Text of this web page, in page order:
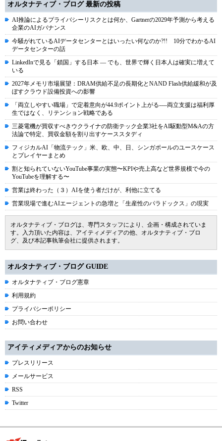
オルタナティブ・ブログ 最新の投稿
AI推論によるプライバシーリスクとは何か、Gartnerの2029年予測から考える
企業のAIガバナンス
今騒がれているAIデータセンターとはいったい何なのか?!! 10分でわかるAI
データセンターの話
LinkedInで見る「鎖国」する日本 ― でも、世界で輝く日本人は確実に増えて
いる
2027年メモリ市場展望：DRAM供給不足の長期化とNAND Flash供給緩和が及
ぼすクラウド設備投資への影響
「両立しやすい職場」で定着意向が44.9ポイント上がる----両立支援は福利厚
生ではなく、リテンション戦略である
三菱電機が買収すべきウクライナの防衛テック企業3社をAI駆動型M&Aの方
法論で特定、買収金額を割り出すケーススタディ
フィジカルAI「物流テック」米、欧、中、日、シンガポールのユースケース
とプレイヤーまとめ
割と知られていないYouTube事業の実態〜KPIや売上高など世界規模で今の
YouTubeを理解する〜
営業は終わった（３）AIを使う者だけが、利他に立てる
営業現場で進むAIエージェントの急増と「生産性のパラドックス」の現実
オルタナティブ・ブログは、専門スタッフにより、企画・構成されていま
す。入力頂いた内容は、アイティメディアの他、オルタナティブ・ブロ
グ、及び本記事執筆会社に提供されます。
オルタナティブ・ブログ GUIDE
オルタナティブ・ブログ憲章
利用規約
プライバシーポリシー
お問い合わせ
アイティメディアからのお知らせ
プレスリリース
メールサービス
RSS
Twitter